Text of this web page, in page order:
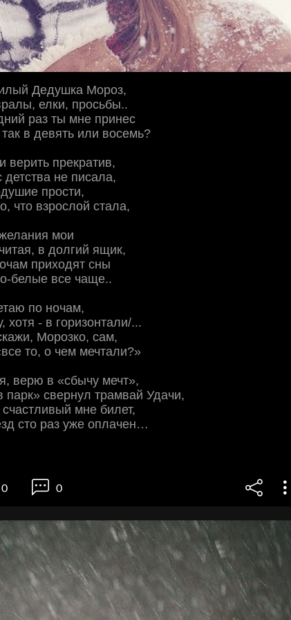
Дедушка Мороз,
елки, просьбы..
раз ты мне принес
в девять или восемь?
верить прекратив,
не писала,
прости,
что взрослой стала,
мои
в долгий ящик,
приходят сны
белые все чаще..
по ночам,
хотя - в горизонтали/...
Морозко, сам,
то, о чем мечтали?»
верю в «сбычу мечт»,
парк» свернул трамвай Удачи,
мне билет,
сто раз уже оплачен…
0 0